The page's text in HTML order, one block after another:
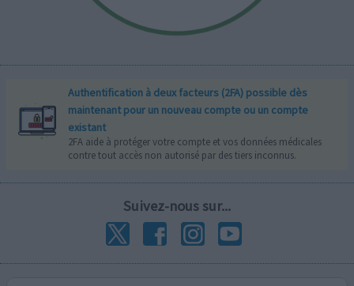
Authentification à deux facteurs (2FA) possible dès
maintenant pour un nouveau compte ou un compte
existant
2FA aide à protéger votre compte et vos données médicales
contre tout accès non autorisé par des tiers inconnus.
Suivez-nous sur...